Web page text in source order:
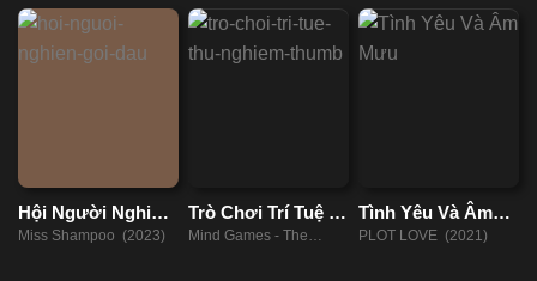
2023 (2023)
Hội Người Nghiện
Gội Đầu
Miss Shampoo (2023)
Trò Chơi Trí Tuệ –
Thử Nghiệm
Mind Games - The
Tình Yêu Và Âm
Mưu
PLOT LOVE (2021)